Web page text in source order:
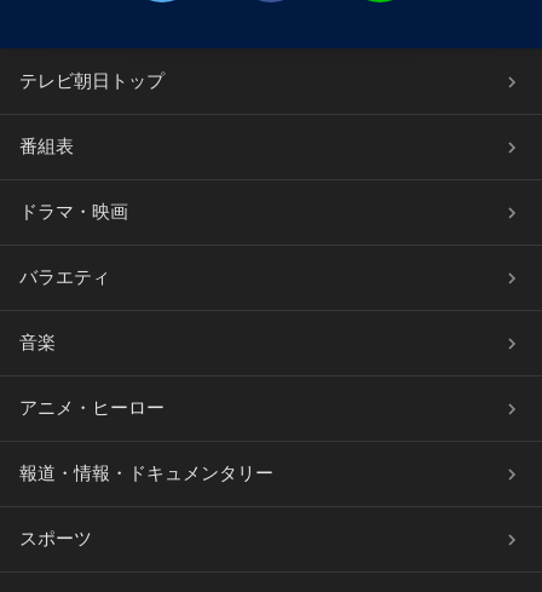
テレビ朝日トップ
番組表
ドラマ・映画
バラエティ
音楽
アニメ・ヒーロー
報道・情報・ドキュメンタリー
スポーツ